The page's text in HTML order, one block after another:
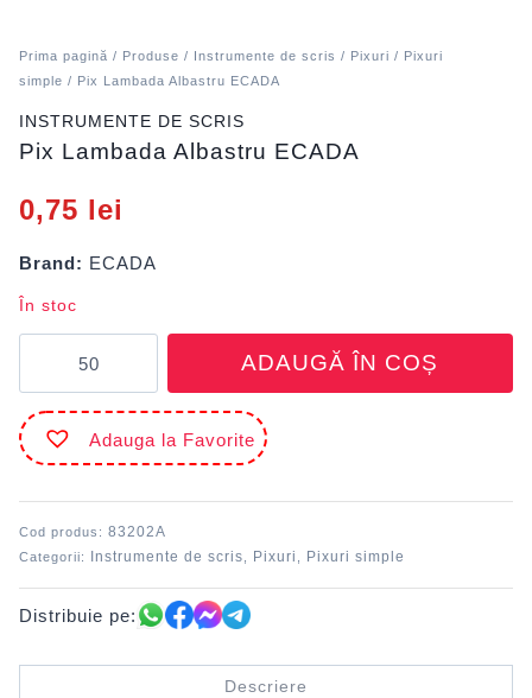
Prima pagină / Produse / Instrumente de scris / Pixuri / Pixuri
simple / Pix Lambada Albastru ECADA
INSTRUMENTE DE SCRIS
Pix Lambada Albastru ECADA
0,75 lei
Brand: ECADA
În stoc
Lambada
Albastru
ECADA
ADAUGĂ ÎN COȘ
Adauga la Favorite
Cod produs: 83202A
Categorii: Instrumente de scris, Pixuri , Pixuri simple
Distribuie pe:
Descriere